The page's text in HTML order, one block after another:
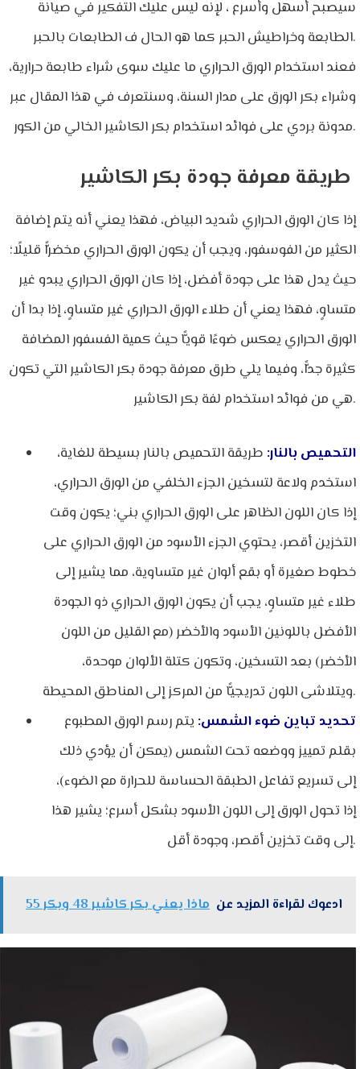
سيصبح أسهل وأسرع ، لإنه ليس عليك التفكير في صيانة
الطابعة وخراطيش الحبر كما هو الحال ف الطابعات بالحبر.
فعند استخدام الورق الحراري ما عليك سوى شراء طابعة حرارية،
وشراء بكر الورق على مدار السنة، وسنتعرف في هذا المقال عبر
مدونة بردي على فوائد استخدام بكر الكاشير الخالي من الكور.
إذا كان الورق الحراري شديد البياض، فهذا يعني أنه يتم إضافة
الكثير من الفوسفور، ويجب أن يكون الورق الحراري مخضرًّا قليلًا؛
حيث يدل هذا على جودة أفضل، إذا كان الورق الحراري يبدو غير
متساوٍ، فهذا يعني أن طلاء الورق الحراري غير متساوٍ، إذا بدا أن
الورق الحراري يعكس ضوءًا قويًّا حيث كمية الفسفور المضافة
كثيرة جدًّا، وفيما يلي طرق معرفة جودة بكر الكاشير التي تكون
هي من فوائد استخدام لفة بكر الكاشير.
التحميص بالنار: طريقة التحميص بالنار بسيطة للغاية،
استخدم ولاعة لتسخين الجزء الخلفي من الورق الحراري،
إذا كان اللون الظاهر على الورق الحراري بني؛ يكون وقت
التخزين أقصر، يحتوي الجزء الأسود من الورق الحراري على
خطوط صغيرة أو بقع ألوان غير متساوية، مما يشير إلى
طلاء غير متساوٍ، يجب أن يكون الورق الحراري ذو الجودة
الأفضل باللونين الأسود والأخضر (مع القليل من اللون
الأخضر) بعد التسخين، وتكون كتلة الألوان موحدة،
ويتلاشى اللون تدريجيًّا من المركز إلى المناطق المحيطة.
تحديد تباين ضوء الشمس: يتم رسم الورق المطبوع
بقلم تمييز ووضعه تحت الشمس (يمكن أن يؤدي ذلك
إلى تسريع تفاعل الطبقة الحساسة للحرارة مع الضوء)،
إذا تحول الورق إلى اللون الأسود بشكل أسرع؛ يشير هذا
إلى وقت تخزين أقصر، وجودة أقل.
ادعوك لقراءة المزيد عن ماذا يعني بكر كاشير 48 وبكر 55